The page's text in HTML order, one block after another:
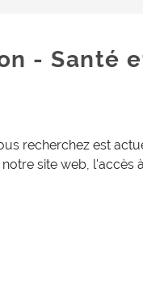
- Santé
recherchez est
site web, l'accès